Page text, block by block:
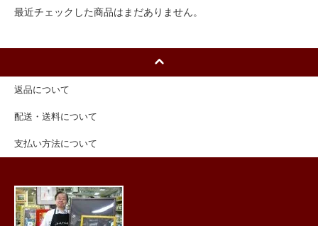
最近チェックした商品はまだありません。
返品について
配送・送料について
支払い方法について